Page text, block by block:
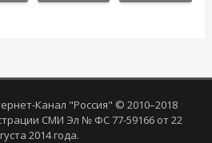
Канал "Россия" © 2010–2018
СМИ Эл № ФС 77-59166 от 22
2014 года.